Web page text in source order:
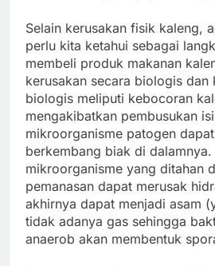
Selain kerusakan fisik kaleng,
perlu kita ketahui sebagai
membeli produk makanan
kerusakan secara biologis dan
biologis meliputi kebocoran
mengakibatkan pembusukan
mikroorganisme patogen
berkembang biak di dalamnya.
mikroorganisme yang ditahan
pemanasan dapat merusak
akhirnya dapat menjadi asam
tidak adanya gas sehingga
anaerob akan membentuk